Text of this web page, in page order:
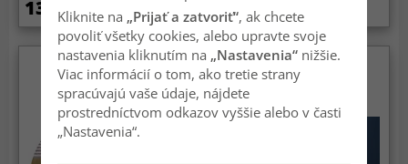
137.99 € 134.99 €
Kliknite na „Prijať a zatvoriť“, ak chcete
povoliť všetky cookies, alebo upravte svoje
nastavenia kliknutím na „Nastavenia“nižšie.
Viac informácií o tom, ako tretie strany
spracúvajú vaše údaje, nájdete
prostredníctvom odkazov vyššie alebo v časti
„Nastavenia“.